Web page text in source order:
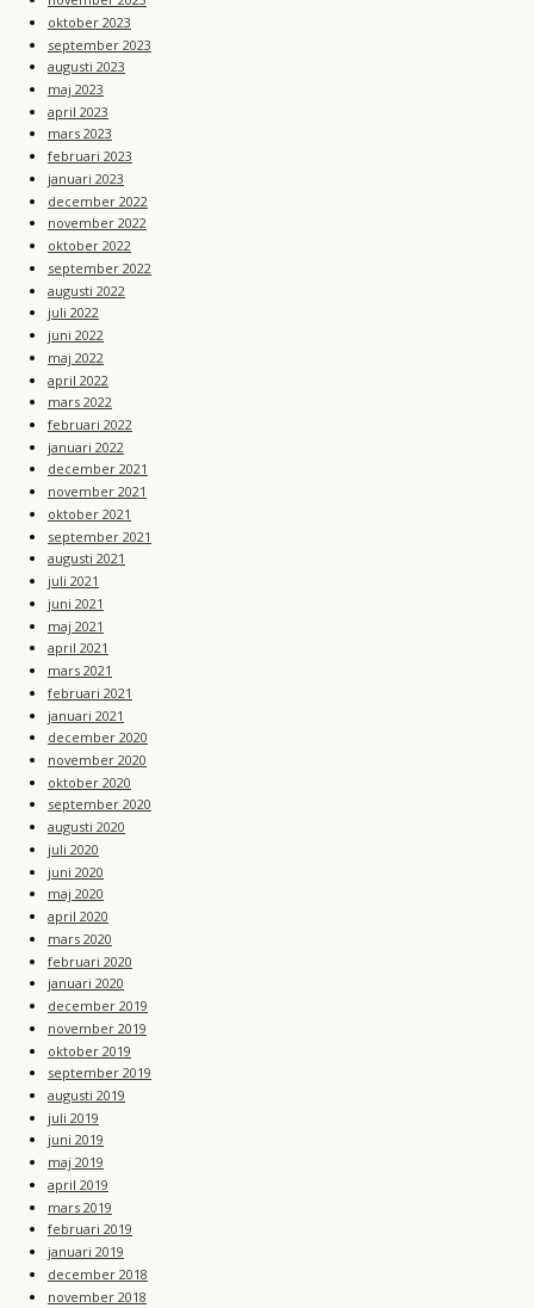
oktober 2023
september 2023
augusti 2023
maj 2023
april 2023
mars 2023
februari 2023
januari 2023
december 2022
november 2022
oktober 2022
september 2022
augusti 2022
juli 2022
juni 2022
maj 2022
april 2022
mars 2022
februari 2022
januari 2022
december 2021
november 2021
oktober 2021
september 2021
augusti 2021
juli 2021
juni 2021
maj 2021
april 2021
mars 2021
februari 2021
januari 2021
december 2020
november 2020
oktober 2020
september 2020
augusti 2020
juli 2020
juni 2020
maj 2020
april 2020
mars 2020
februari 2020
januari 2020
december 2019
november 2019
oktober 2019
september 2019
augusti 2019
juli 2019
juni 2019
maj 2019
april 2019
mars 2019
februari 2019
januari 2019
december 2018
november 2018